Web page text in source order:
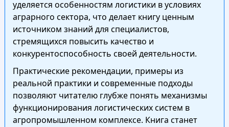
уделяется особенностям логистики в условиях
аграрного сектора, что делает книгу ценным
источником знаний для специалистов,
стремящихся повысить качество и
конкурентоспособность своей деятельности.
Практические рекомендации, примеры из
реальной практики и современные подходы
позволяют читателю глубже понять механизмы
функционирования логистических систем в
агропромышленном комплексе. Книга станет